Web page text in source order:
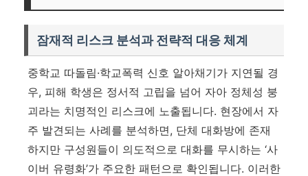
잠재적 리스크 분석과 전략적 대응 체계
중학교 따돌림·학교폭력 신호 알아채기가 지연될 경
우, 피해 학생은 정서적 고립을 넘어 자아 정체성 붕
괴라는 치명적인 리스크에 노출됩니다. 현장에서 자
주 발견되는 사례를 분석하면, 단체 대화방에 존재
하지만 구성원들이 의도적으로 대화를 무시하는 ‘사
이버 유령화’가 주요한 패턴으로 확인됩니다. 이러한